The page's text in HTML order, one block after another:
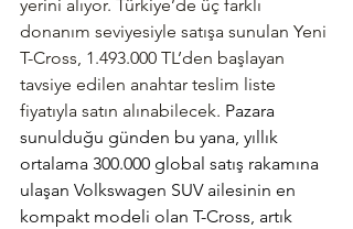
yerini alıyor. Türkiye’de üç farklı
donanım seviyesiyle satışa sunulan Yeni
T-Cross, 1.493.000 TL’den başlayan
tavsiye edilen anahtar teslim liste
fiyatıyla satın alınabilecek. Pazara
sunulduğu günden bu yana, yıllık
ortalama 300.000 global satış rakamına
ulaşan Volkswagen SUV ailesinin en
kompakt modeli olan T-Cross, artık